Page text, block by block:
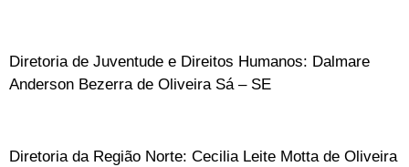
Diretoria de Juventude e Direitos Humanos: Dalmare
Anderson Bezerra de Oliveira Sá – SE
Diretoria da Região Norte: Cecilia Leite Motta de Oliveira